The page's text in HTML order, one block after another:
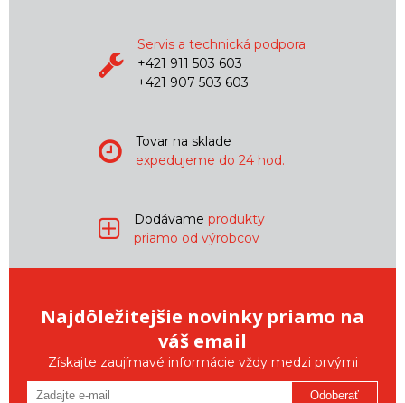
Servis a technická podpora
+421 911 503 603
+421 907 503 603
Tovar na sklade
expedujeme do 24 hod.
Dodávame produkty
priamo od výrobcov
Najdôležitejšie novinky priamo na
váš email
Získajte zaujímavé informácie vždy medzi prvými
Odoberať